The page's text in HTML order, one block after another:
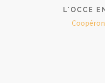
L'OCCE